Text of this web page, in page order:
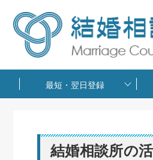
最短・翌日登録
結婚相談所の